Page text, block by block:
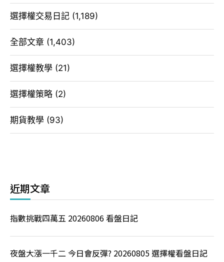
選擇權交易日記 (1,189)
全部文章 (1,403)
選擇權教學 (21)
選擇權策略 (2)
期貨教學 (93)
近期文章
指數挑戰四萬五 20260806 看盤日記
夜盤大漲一千二 今日會反彈? 20260805 選擇權看盤日記